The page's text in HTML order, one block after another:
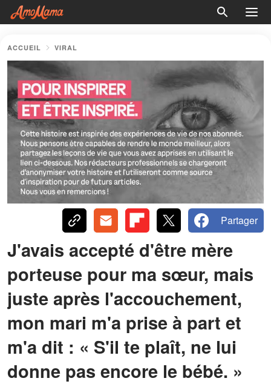
ACCUEIL VIRAL
Partager
J'avais accepté d'être mère
porteuse pour ma sœur, mais
juste après l'accouchement,
mon mari m'a prise à part et
m'a dit : « S'il te plaît, ne lui
donne pas encore le bébé. »